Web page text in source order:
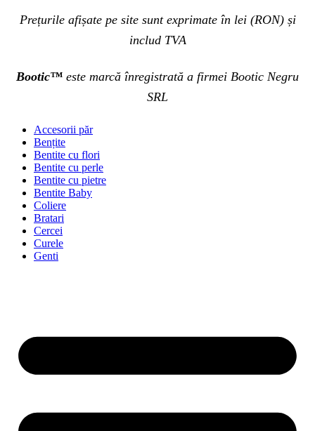
Prețurile afișate pe site sunt exprimate în lei (RON) și
includ TVA
Bootic™ este marcă înregistrată a firmei Bootic Negru
SRL
Accesorii păr
Bențite
Bentite cu flori
Bentite cu perle
Bentite cu pietre
Bentite Baby
Coliere
Bratari
Cercei
Curele
Genti